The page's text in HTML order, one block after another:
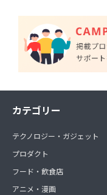
カテゴリー
テクノロジー・ガジェット
プロダクト
フード・飲食店
アニメ・漫画